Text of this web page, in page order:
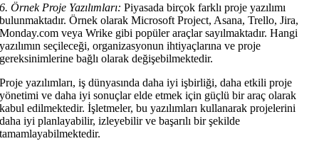
6. Örnek Proje Yazılımları: Piyasada birçok farklı proje yazılımı
bulunmaktadır. Örnek olarak Microsoft Project, Asana, Trello, Jira,
Monday.com veya Wrike gibi popüler araçlar sayılmaktadır. Hangi
yazılımın seçileceği, organizasyonun ihtiyaçlarına ve proje
gereksinimlerine bağlı olarak değişebilmektedir.
Proje yazılımları, iş dünyasında daha iyi işbirliği, daha etkili proje
yönetimi ve daha iyi sonuçlar elde etmek için güçlü bir araç olarak
kabul edilmektedir. İşletmeler, bu yazılımları kullanarak projelerini
daha iyi planlayabilir, izleyebilir ve başarılı bir şekilde
tamamlayabilmektedir.